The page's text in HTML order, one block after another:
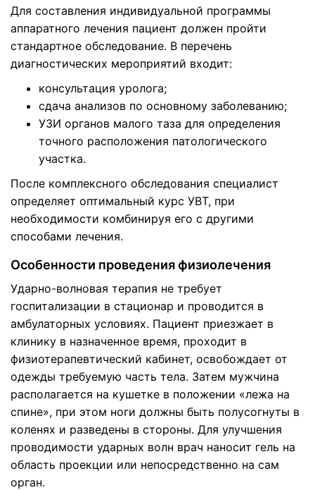
Для составления индивидуальной программы
аппаратного лечения пациент должен пройти
стандартное обследование. В перечень
диагностических мероприятий входит:
консультация уролога;
сдача анализов по основному заболеванию;
УЗИ органов малого таза для определения
точного расположения патологического
участка.
После комплексного обследования специалист
определяет оптимальный курс УВТ, при
необходимости комбинируя его с другими
способами лечения.
Особенности проведения физиолечения
Ударно-волновая терапия не требует
госпитализации в стационар и проводится в
амбулаторных условиях. Пациент приезжает в
клинику в назначенное время, проходит в
физиотерапевтический кабинет, освобождает от
одежды требуемую часть тела. Затем мужчина
располагается на кушетке в положении «лежа на
спине», при этом ноги должны быть полусогнуты в
коленях и разведены в стороны. Для улучшения
проводимости ударных волн врач наносит гель на
область проекции или непосредственно на сам
орган.